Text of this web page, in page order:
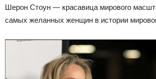
Шерон Стоун — красавица мирового
самых желанных женщин в истории